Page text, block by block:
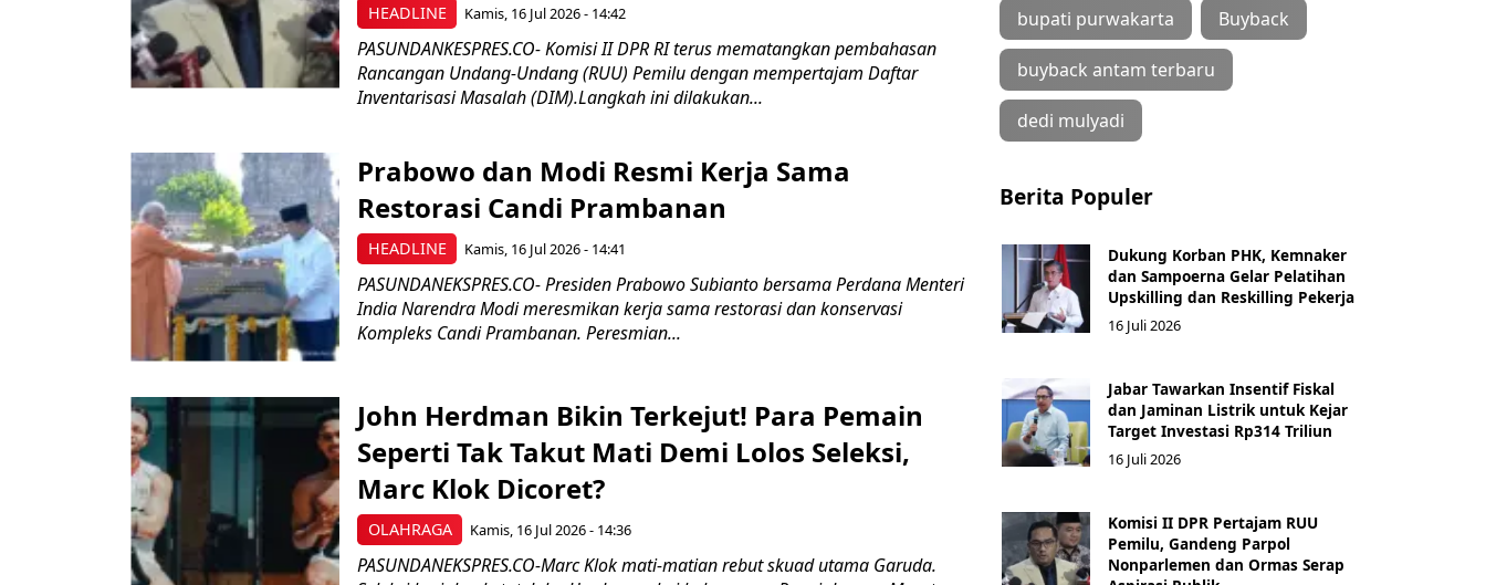
HEADLINE Kamis, 16 Jul 2026 - 14:42
PASUNDANKESPRES.CO- Komisi II DPR RI terus mematangkan pembahasan
Rancangan Undang-Undang (RUU) Pemilu dengan mempertajam Daftar
Inventarisasi Masalah (DIM).Langkah ini dilakukan...
HEADLINE
Prabowo dan Modi Resmi Kerja Sama
Restorasi Candi Prambanan
Kamis, 16 Jul 2026 - 14:41
PASUNDANEKSPRES.CO- Presiden Prabowo Subianto bersama Perdana Menteri
India Narendra Modi meresmikan kerja sama restorasi dan konservasi
Kompleks Candi Prambanan. Peresmian...
OLAHRAGA
John Herdman Bikin Terkejut! Para Pemain
Seperti Tak Takut Mati Demi Lolos Seleksi,
Marc Klok Dicoret?
Kamis, 16 Jul 2026 - 14:36
PASUNDANEKSPRES.CO-Marc Klok mati-matian rebut skuad utama Garuda.
bupati purwakarta Buyback
buyback antam terbaru
dedi mulyadi
Berita Populer
Dukung Korban PHK, Kemnaker
dan Sampoerna Gelar Pelatihan
Upskilling dan Reskilling Pekerja
16 Juli 2026
Jabar Tawarkan Insentif Fiskal
dan Jaminan Listrik untuk Kejar
Target Investasi Rp314 Triliun
16 Juli 2026
Komisi II DPR Pertajam RUU
Pemilu, Gandeng Parpol
Nonparlemen dan Ormas Serap